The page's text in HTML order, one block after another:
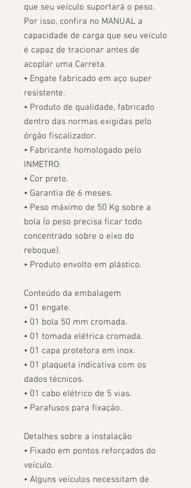
que seu veículo suportará o peso.
Por isso, confira no MANUAL a
capacidade de carga que seu veículo
é capaz de tracionar antes de
acoplar uma Carreta.
• Engate fabricado em aço super
resistente.
• Produto de qualidade, fabricado
dentro das normas exigidas pelo
órgão fiscalizador.
• Fabricante homologado pelo
INMETRO.
• Cor preto.
• Garantia de 6 meses.
• Peso máximo de 50 Kg sobre a
bola (o peso precisa ficar todo
concentrado sobre o eixo do
reboque).
• Produto envolto em plástico.
Conteúdo da embalagem
• 01 engate.
• 01 bola 50 mm cromada.
• 01 tomada elétrica cromada.
• 01 capa protetora em inox.
• 01 plaqueta indicativa com os
dados técnicos.
• 01 cabo elétrico de 5 vias.
• Parafusos para fixação.
Detalhes sobre a instalação
• Fixado em pontos reforçados do
veículo.
• Alguns veículos necessitam de